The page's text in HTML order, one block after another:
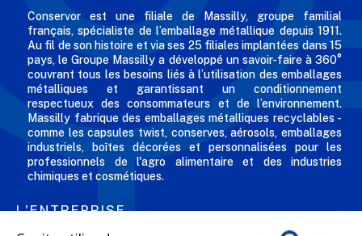
Conservor est une filiale de Massilly, groupe familial
français, spécialiste de l’emballage métallique depuis 1911.
Au fil de son histoire et via ses 25 filiales implantées dans 15
pays, le Groupe Massilly a développé un savoir-faire à 360°
couvrant tous les besoins liés à l’utilisation des emballages
métalliques et garantissant un conditionnement
respectueux des consommateurs et de l’environnement.
Massilly fabrique des emballages métalliques recyclables -
comme les capsules twist, conserves, aérosols, emballages
industriels, boîtes décorées et personnalisées pour les
professionnels de l'agro alimentaire et des industries
chimiques et cosmétiques.
L'ENTREPRISE 